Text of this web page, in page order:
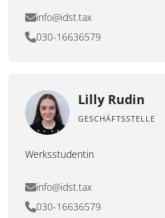
info@idst.tax
030-16636579
Lilly Rudin
GESCHÄFTSSTELLE
Werksstudentin
info@idst.tax
030-16636579